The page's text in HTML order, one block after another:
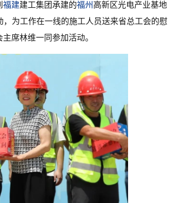
福建建工集团承建的福州 高新区光电产业基地
为工作在一线的施工人员送来省总工会的慰
席林维一同参加活动。